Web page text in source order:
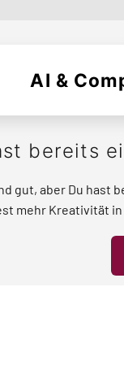
AI &
bereits
gut, aber Du hast
mehr Kreativität in